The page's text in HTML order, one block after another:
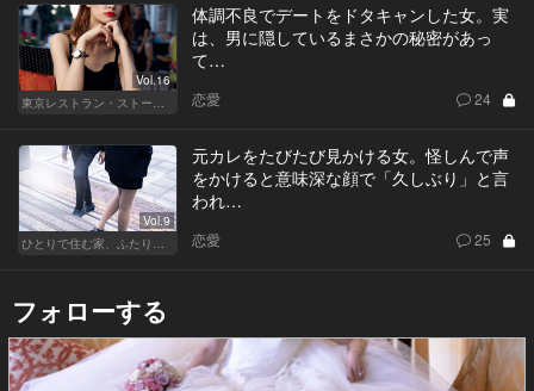
Vol.16
体調不良でデートをドタキャンした女。実
は、男に隠しているまさかの秘密があっ
て…
恋愛 24
Vol.9
元カレをたびたび見かける女。怪しんで声
をかけると意味深な顔で「久しぶり」と言
われ…
恋愛 25
フォローする